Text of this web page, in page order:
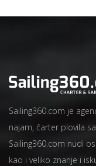
Sailing360.com je
najam, čarter plovila
Sailing360.com nudi
kao i veliko znanje i